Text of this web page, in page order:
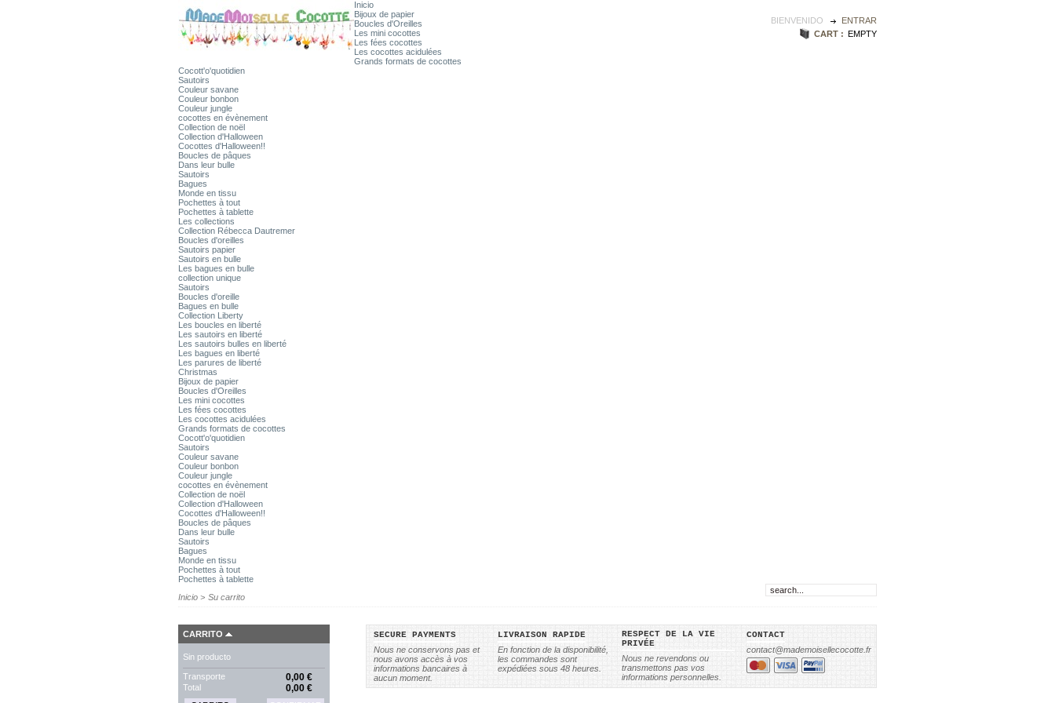
BIENVENIDO
ENTRAR
CART :
EMPTY
Inicio
Bijoux de papier
Boucles d'Oreilles
Les mini cocottes
Les fées cocottes
Les cocottes acidulées
Grands formats de cocottes
Cocott'o'quotidien
Sautoirs
Couleur savane
Couleur bonbon
Couleur jungle
cocottes en évènement
Collection de noël
Collection d'Halloween
Cocottes d'Halloween!!
Boucles de pâques
Dans leur bulle
Sautoirs
Bagues
Monde en tissu
Pochettes à tout
Pochettes à tablette
Les collections
Collection Rébecca Dautremer
Boucles d'oreilles
Sautoirs papier
Sautoirs en bulle
Les bagues en bulle
collection unique
Sautoirs
Boucles d'oreille
Bagues en bulle
Collection Liberty
Les boucles en liberté
Les sautoirs en liberté
Les sautoirs bulles en liberté
Les bagues en liberté
Les parures de liberté
Christmas
Bijoux de papier
Boucles d'Oreilles
Les mini cocottes
Les fées cocottes
Les cocottes acidulées
Grands formats de cocottes
Cocott'o'quotidien
Sautoirs
Couleur savane
Couleur bonbon
Couleur jungle
cocottes en évènement
Collection de noël
Collection d'Halloween
Cocottes d'Halloween!!
Boucles de pâques
Dans leur bulle
Sautoirs
Bagues
Monde en tissu
Pochettes à tout
Pochettes à tablette
Inicio > Su carrito
SECURE PAYMENTS
Nous ne conservons pas et
nous avons accès à vos
informations bancaires à
aucun moment.
LIVRAISON RAPIDE
En fonction de la disponibilité,
les commandes sont
expédiées sous 48 heures.
RESPECT DE LA VIE
PRIVÉE
Nous ne revendons ou
transmettons pas vos
informations personnelles.
CONTACT
contact@mademoisellecocotte.fr
CARRITO
Sin producto
Transporte 0,00 €
Total 0,00 €